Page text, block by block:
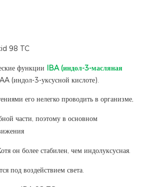
функции IBA (индол-3-масляная
(индол-3-уксусной кислоте).
его нелегко проводить в организме,
части, поэтому в основном
он более стабилен, чем индолуксусная.
под воздействием света.